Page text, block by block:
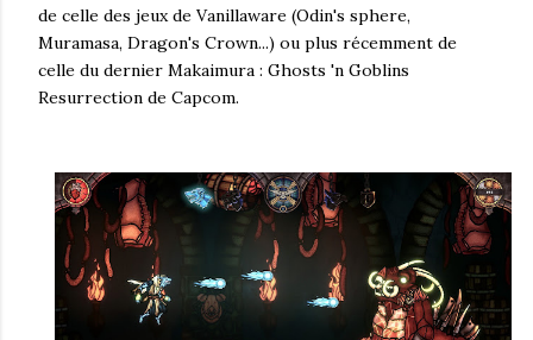
de celle des jeux de Vanillaware (Odin's sphere,
Muramasa, Dragon's Crown...) ou plus récemment de
celle du dernier Makaimura : Ghosts 'n Goblins
Resurrection de Capcom.